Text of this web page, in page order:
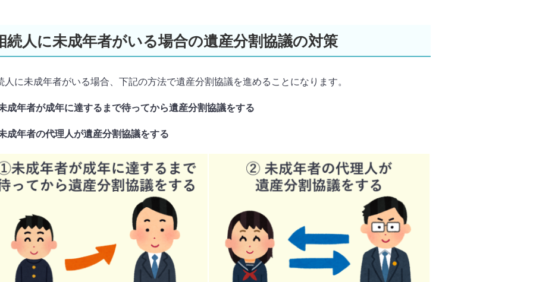
続人に未成年者がいる場合の遺産分割協議の対策
人に未成年者がいる場合、下記の方法で遺産分割協議を進めることになります。
成年者が成年に達するまで待ってから遺産分割協議をする
成年者の代理人が遺産分割協議をする